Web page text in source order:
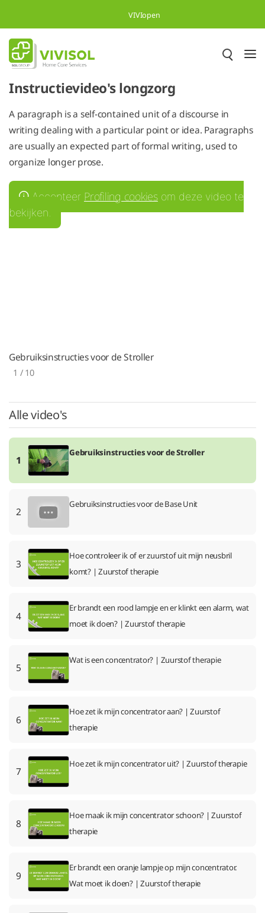
Overslaan en naar hoofdinhoud gaan
VIVIopen
Instructievideo's longzorg
A paragraph is a self-contained unit of a discourse in
writing dealing with a particular point or idea. Paragraphs
are usually an expected part of formal writing, used to
organize longer prose.
Accepteer Profiling cookiesom deze video te
bekijken.
Gebruiksinstructies voor de Stroller
1 / 10
Alle video's
1
Gebruiksinstructies voor de Stroller
2
Gebruiksinstructies voor de Base Unit
3
Hoe controleer ik of er zuurstof uit mijn neusbril
komt? | Zuurstof therapie
4
Er brandt een rood lampje en er klinkt een alarm, wat
moet ik doen? | Zuurstof therapie
5
Wat is een concentrator? | Zuurstof therapie
6
Hoe zet ik mijn concentrator aan? | Zuurstof
therapie
7
Hoe zet ik mijn concentrator uit? | Zuurstof therapie
8
Hoe maak ik mijn concentrator schoon? | Zuurstof
therapie
9
Er brandt een oranje lampje op mijn concentrator.
Wat moet ik doen? | Zuurstof therapie